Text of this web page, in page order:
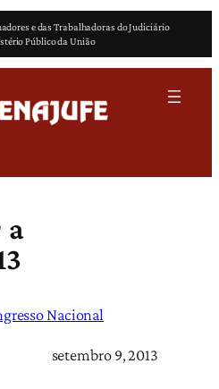
e das Trabalhadoras do Judiciário
Público da União
a
Nacional
setembro 9, 2013